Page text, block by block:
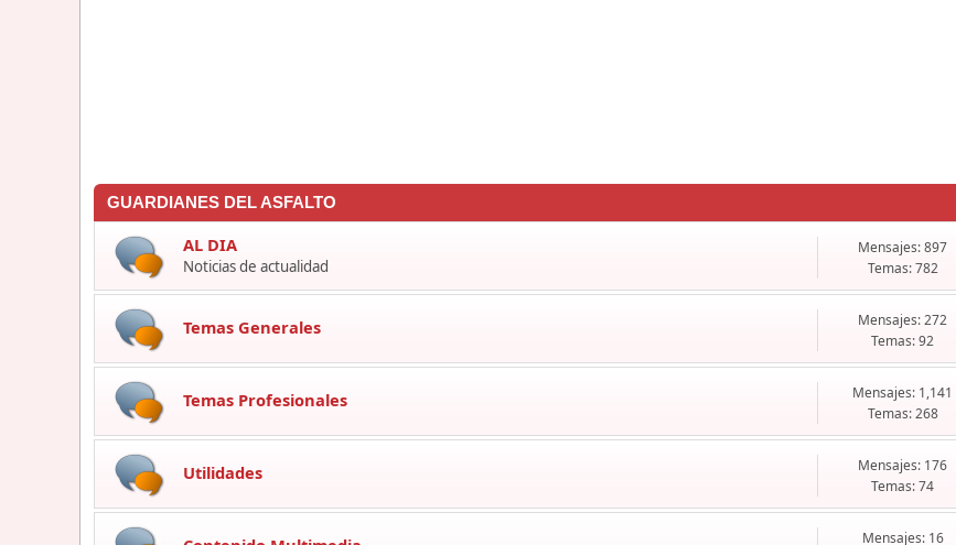
GUARDIANES DEL ASFALTO
AL DIA
Noticias de actualidad
Mensajes: 897
Temas: 782
Temas Generales
Mensajes: 272
Temas: 92
Temas Profesionales
Mensajes: 1,141
Temas: 268
Utilidades
Mensajes: 176
Temas: 74
Mensajes: 16